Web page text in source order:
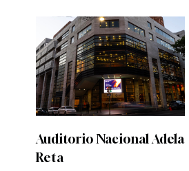
Auditorio Nacional Adela
Reta